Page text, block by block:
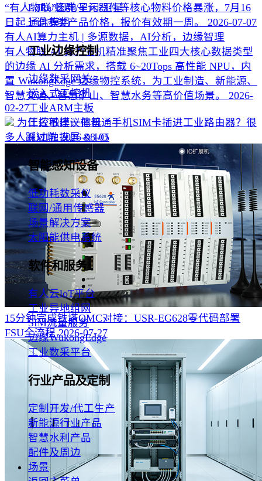
LoRa/蜂群/星闪/卫星
通信模组
工业边缘控制
边缘数采网关
嵌入式工控机
工业ARM主板
工控触摸一体机
HMI触摸屏 & I/O
智能感知设备
低功耗数采仪
联网/通用传感器
场景解决方案
太阳能供电系统
软件和服务
有人云loT平台
工业异地组网
SIM流量服务
边缘WukongEdge
工业数采平台
行业产品及定制
定制开发/代工生产
新能源行业产品
智慧水利产品
配件及周边
场景
“有人物联”因电子元器件等核心物料价格暴涨，7月16
日起上调多类产品价格，报价有效期一周。 2026-07-07
有人AI算力主机 | 多源数据，AI分析，边缘智理
有人物联 AI 算力主机精准聚焦工业四大核心数据类型
的边缘 AI 分析需求，搭载 6~20Tops 高性能 NPU，内
置 WukongEdge 边缘物控系统，为工业制造、新能源、
智慧交通、智慧矿山、智慧水务等高价值场景。 2026-
02-27
为什么不建议把普通手机SIM卡插进工业路由器？很
多人踩过坑 2026-08-05
15分钟完成铁塔OMC对接：USR-EG628零代码部署
FSU全流程‌ 2026-07-27